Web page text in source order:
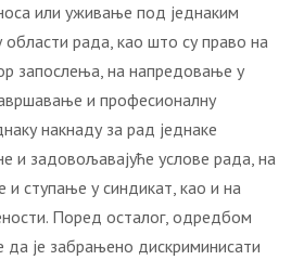
или уживање под једнаким
области рада, као што су право на
запослења, на напредовање у
и професионалну
накнаду за рад једнаке
и задовољавајуће услове рада, на
ступање у синдикат, као и на
Поред осталог, одредбом
да је забрањено дискриминисати